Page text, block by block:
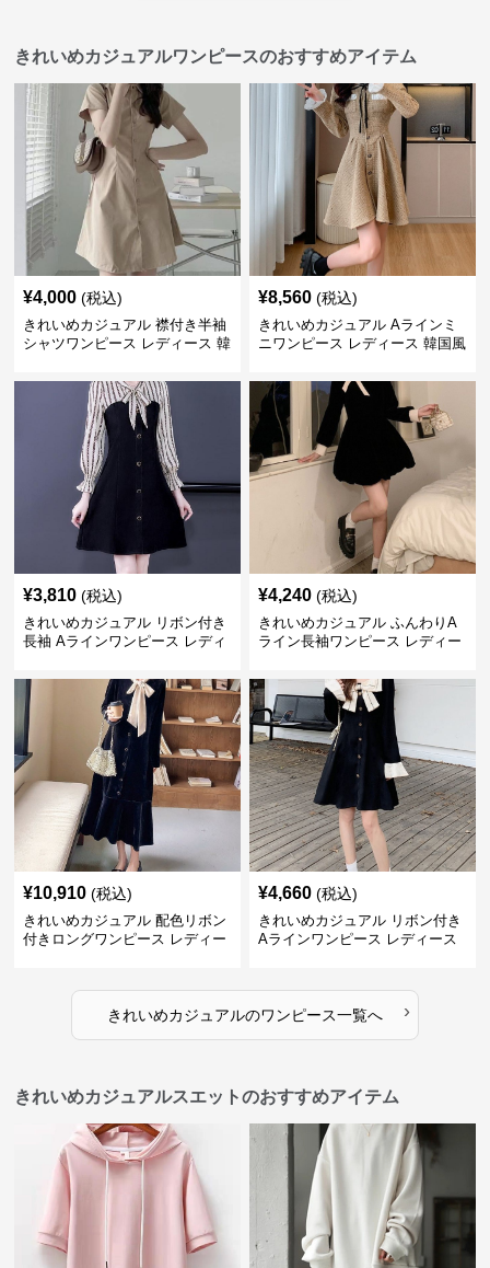
きれいめカジュアルワンピースのおすすめアイテム
¥4,000 (税込)
きれいめカジュアル 襟付き半袖
シャツワンピース レディース 韓
ト ウエストマーク スタイルアッ
プ Aライン 小柄さん◎
¥8,560 (税込)
きれいめカジュアル Aラインミ
ニワンピース レディース 韓国風
上丈 春秋 ウエストマーク 上品
エレガント
¥3,810 (税込)
きれいめカジュアル リボン付き
長袖 Aラインワンピース レディ
り替え 膝上丈 細見え フェミニ
ン おしゃれ
¥4,240 (税込)
きれいめカジュアル ふんわりA
ライン長袖ワンピース レディー
ト フェミニン 上品 おしゃれ
¥10,910 (税込)
きれいめカジュアル 配色リボン
付きロングワンピース レディー
¥4,660 (税込)
きれいめカジュアル リボン付き
Aラインワンピース レディース
ン
きれいめカジュアルのワンピース一覧へ ›
きれいめカジュアルスエットのおすすめアイテム